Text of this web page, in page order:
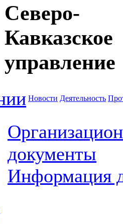
Северо-
Кавказское
управление
Новости Деятельность
документы
Информация